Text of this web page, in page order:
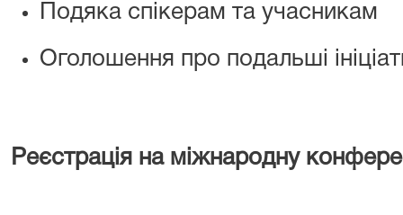
Подяка спікерам та учасникам
Оголошення про подальші
Реєстрація на міжнародну